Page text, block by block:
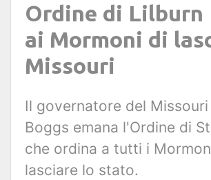
Ordine di Lilburn
ai Mormoni di
Missouri
Il governatore del
Boggs emana l'Ordine di
che ordina a tutti i
lasciare lo stato.